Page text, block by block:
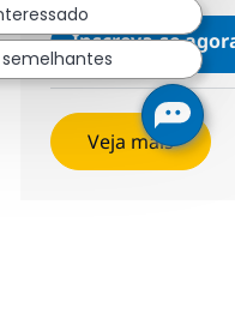
Inscreva-se
Veja mais